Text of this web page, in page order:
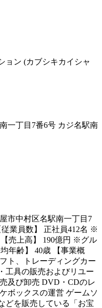
ョン (カブシキカイシャ
一丁目7番6号 カジ名駅南
市中村区名駅南一丁目7
業員数】 正社員412名 ※
売上高】 190億円 ※グル
年齢】 40歳 【事業概
ト、トレーディングカー
工具の販売およびリユー
及び卸売 DVD・CDのレ
ボックスの運営 ゲームソ
どを販売している「お宝